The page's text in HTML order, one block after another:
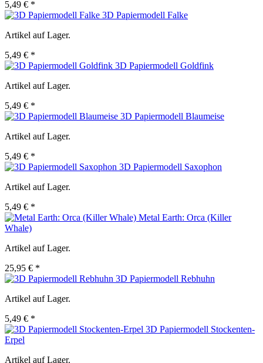
5,49 € *
3D Papiermodell Falke
Artikel auf Lager.
5,49 € *
3D Papiermodell Goldfink
Artikel auf Lager.
5,49 € *
3D Papiermodell Blaumeise
Artikel auf Lager.
5,49 € *
3D Papiermodell Saxophon
Artikel auf Lager.
5,49 € *
Metal Earth: Orca (Killer
Whale)
Artikel auf Lager.
25,95 € *
3D Papiermodell Rebhuhn
Artikel auf Lager.
5,49 € *
3D Papiermodell Stockenten-
Erpel
Artikel auf Lager.